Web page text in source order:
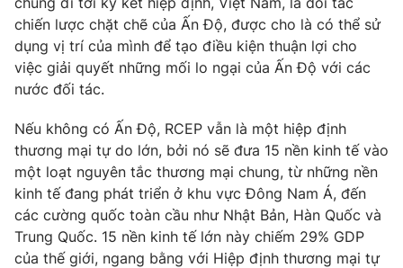
Chuyên mục khác
Emagazine Podcast
Photo
Video Shorts video
VTV Money VTV Thể thao
VTV Sức khoẻ Bất động sản
chiến lược chặt chẽ của Ấn Độ, được cho là có thể sử
dụng vị trí của mình để tạo điều kiện thuận lợi cho
việc giải quyết những mối lo ngại của Ấn Độ với các
nước đối tác.
Nếu không có Ấn Độ, RCEP vẫn là một hiệp định
thương mại tự do lớn, bởi nó sẽ đưa 15 nền kinh tế vào
một loạt nguyên tắc thương mại chung, từ những nền
kinh tế đang phát triển ở khu vực Đông Nam Á, đến
các cường quốc toàn cầu như Nhật Bản, Hàn Quốc và
Trung Quốc. 15 nền kinh tế lớn này chiếm 29% GDP
của thế giới, ngang bằng với Hiệp định thương mại tự